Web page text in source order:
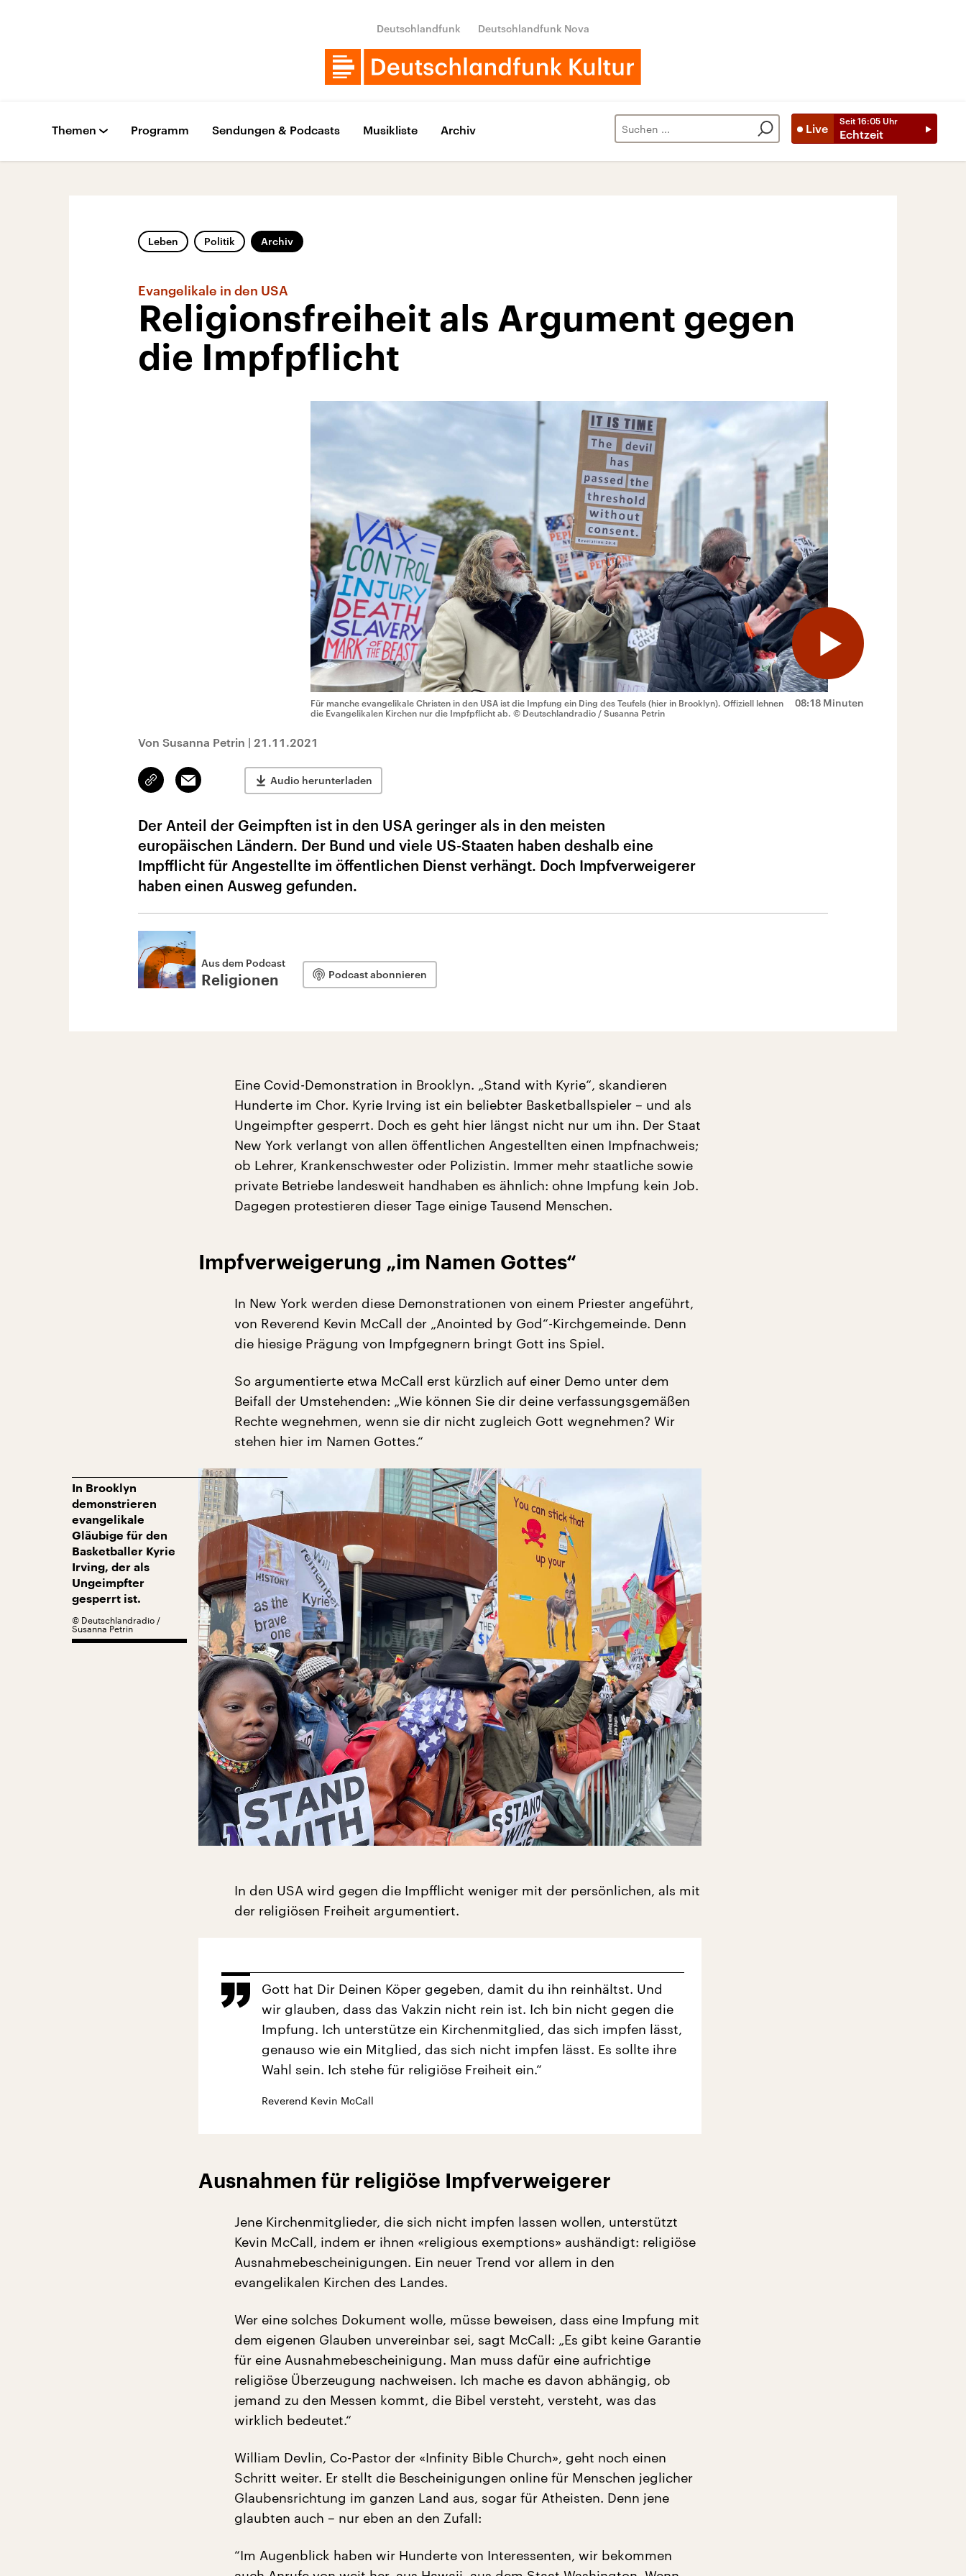
Deutschlandfunk Deutschlandfunk Nova
Live
Seit 16:05 Uhr
Echtzeit
Themen Programm Sendungen & Podcasts Musikliste Archiv
Leben Politik Archiv
Evangelikale in den USA
Religionsfreiheit als Argument gegen
die Impfpflicht
08:18 Minuten
Für manche evangelikale Christen in den USA ist die Impfung ein Ding des Teufels (hier in Brooklyn). Offiziell lehnen
die Evangelikalen Kirchen nur die Impfpflicht ab. © Deutschlandradio / Susanna Petrin
Von Susanna Petrin | 21.11.2021
Link
kopieren/teilen
Email Audio herunterladen
Der Anteil der Geimpften ist in den USA geringer als in den meisten
europäischen Ländern. Der Bund und viele US-Staaten haben deshalb eine
Impfflicht für Angestellte im öffentlichen Dienst verhängt. Doch Impfverweigerer
haben einen Ausweg gefunden.
Aus dem Podcast
Religionen Podcast abonnieren
Eine Covid-Demonstration in Brooklyn. „Stand with Kyrie“, skandieren
Hunderte im Chor. Kyrie Irving ist ein beliebter Basketballspieler – und als
Ungeimpfter gesperrt. Doch es geht hier längst nicht nur um ihn. Der Staat
New York verlangt von allen öffentlichen Angestellten einen Impfnachweis;
ob Lehrer, Krankenschwester oder Polizistin. Immer mehr staatliche sowie
private Betriebe landesweit handhaben es ähnlich: ohne Impfung kein Job.
Dagegen protestieren dieser Tage einige Tausend Menschen.
Impfverweigerung „im Namen Gottes“
In New York werden diese Demonstrationen von einem Priester angeführt,
von Reverend Kevin McCall der „Anointed by God“-Kirchgemeinde. Denn
die hiesige Prägung von Impfgegnern bringt Gott ins Spiel.
So argumentierte etwa McCall erst kürzlich auf einer Demo unter dem
Beifall der Umstehenden: „Wie können Sie dir deine verfassungsgemäßen
Rechte wegnehmen, wenn sie dir nicht zugleich Gott wegnehmen? Wir
stehen hier im Namen Gottes.“
In Brooklyn
demonstrieren
evangelikale
Gläubige für den
Basketballer Kyrie
Irving, der als
Ungeimpfter
gesperrt ist.
© Deutschlandradio /
Susanna Petrin
In den USA wird gegen die Impfflicht weniger mit der persönlichen, als mit
der religiösen Freiheit argumentiert.
Gott hat Dir Deinen Köper gegeben, damit du ihn reinhältst. Und
wir glauben, dass das Vakzin nicht rein ist. Ich bin nicht gegen die
Impfung. Ich unterstütze ein Kirchenmitglied, das sich impfen lässt,
genauso wie ein Mitglied, das sich nicht impfen lässt. Es sollte ihre
Wahl sein. Ich stehe für religiöse Freiheit ein.“
Reverend Kevin McCall
Ausnahmen für religiöse Impfverweigerer
Jene Kirchenmitglieder, die sich nicht impfen lassen wollen, unterstützt
Kevin McCall, indem er ihnen «religious exemptions» aushändigt: religiöse
Ausnahmebescheinigungen. Ein neuer Trend vor allem in den
evangelikalen Kirchen des Landes.
Wer eine solches Dokument wolle, müsse beweisen, dass eine Impfung mit
dem eigenen Glauben unvereinbar sei, sagt McCall: „Es gibt keine Garantie
für eine Ausnahmebescheinigung. Man muss dafür eine aufrichtige
religiöse Überzeugung nachweisen. Ich mache es davon abhängig, ob
jemand zu den Messen kommt, die Bibel versteht, versteht, was das
wirklich bedeutet.“
William Devlin, Co-Pastor der «Infinity Bible Church», geht noch einen
Schritt weiter. Er stellt die Bescheinigungen online für Menschen jeglicher
Glaubensrichtung im ganzen Land aus, sogar für Atheisten. Denn jene
glaubten auch – nur eben an den Zufall:
“Im Augenblick haben wir Hunderte von Interessenten, wir bekommen